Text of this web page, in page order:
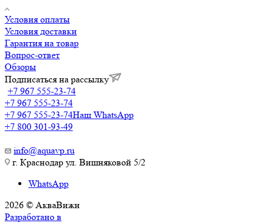
Условия оплаты
Условия доставки
Гарантия на товар
Вопрос-ответ
Обзоры
Подписаться на рассылку
+7 967 555-23-74
+7 967 555-23-74
+7 967 555-23-74Наш WhatsApp
+7 800 301-93-49
info@aquavp.ru
г. Краснодар ул. Вишняковой 5/2
WhatsApp
2026 © АкваВижн
Разработано в